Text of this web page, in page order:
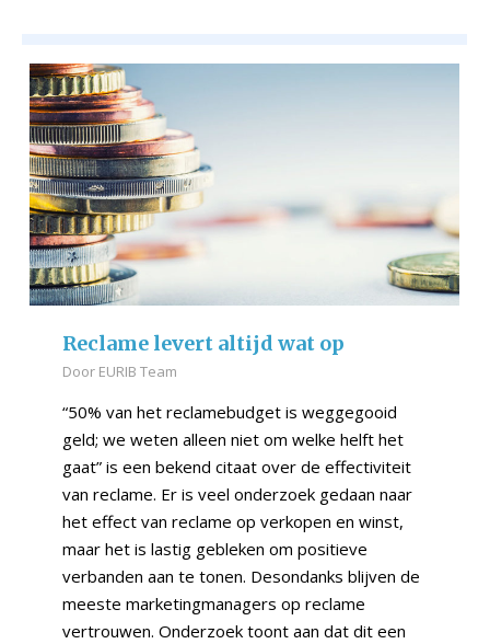
Reclame levert altijd wat op
Door EURIB Team
“50% van het reclamebudget is weggegooid
geld; we weten alleen niet om welke helft het
gaat” is een bekend citaat over de effectiviteit
van reclame. Er is veel onderzoek gedaan naar
het effect van reclame op verkopen en winst,
maar het is lastig gebleken om positieve
verbanden aan te tonen. Desondanks blijven de
meeste marketingmanagers op reclame
vertrouwen. Onderzoek toont aan dat dit een